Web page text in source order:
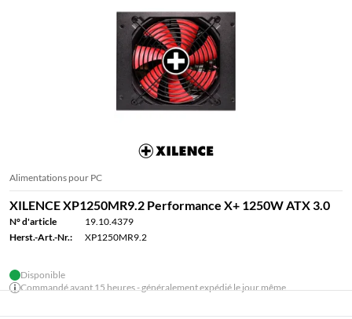
Alimentations pour PC
XILENCE XP1250MR9.2 Performance X+ 1250W ATX 3.0
N° d'article
19.10.4379
Herst.-Art.-Nr.:
XP1250MR9.2
Disponible
Commandé avant 15 heures - généralement expédié le jour même